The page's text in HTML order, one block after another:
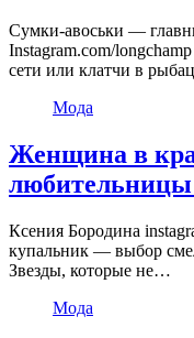
Сумки-авоськи —
Instagram.com/
сети или клатчи в
Мода
Женщина в
Ксения Бородина
купальник — выбор
Звезды, которые не…
Мода